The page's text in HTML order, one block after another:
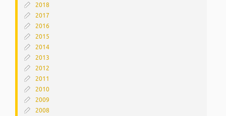
2018
2017
2016
2015
2014
2013
2012
2011
2010
2009
2008